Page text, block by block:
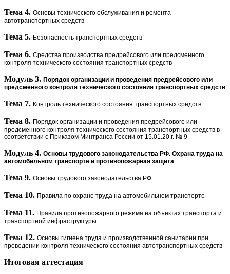
Тема 4. Основы технического обслуживания и ремонта
автотранспортных средств
Тема 5. Безопасность транспортных средств
Тема 6. Средства производства предрейсового или предсменного
контроля технического состояния транспортных средств
Модуль 3. Порядок организации и проведения предрейсового или
предсменного контроля технического состояния транспортных средств
Тема 7. Контроль технического состояния транспортных средств
Тема 8. Порядок организации и проведения предрейсового или
предсменного контроля технического состояния транспортных средств в
соответствии с Приказом Минтранса России от 15.01.20 г. № 9
Модуль 4. Основы трудового законодательства РФ. Охрана труда на
автомобильном транспорте и противопожарная защита
Тема 9. Основы трудового законодательства РФ
Тема 10. Правила по охране труда на автомобильном транспорте
Тема 11. Правила противопожарного режима на объектах транспорта и
транспортной инфраструктуры
Тема 12. Основы гигиена труда и производственной санитарии при
проведении контроля технического состояния автотранспортных средств
Итоговая аттестация